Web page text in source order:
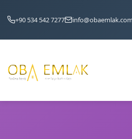
+90 534 542 7277 info@obaemlak.com